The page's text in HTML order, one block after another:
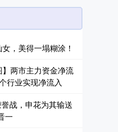
，美得一塌糊涂！
两市主力资金净流
行业实现净流入
战，申花为其输送
一